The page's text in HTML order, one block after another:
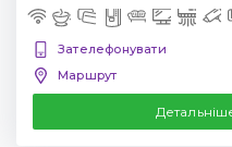
Зателефонувати
Маршрут